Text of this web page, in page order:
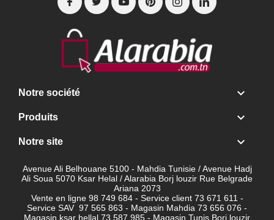
Notre société 
Produits 
Notre site 
Avenue Ali Belhouane 5100 - Mahdia Tunisie / Avenue Hadj
Ali Soua 5070 Ksar Helal / Alarabia Borj louzir Rue Belgrade
Ariana 2073
Vente en ligne 98 749 684 - Service client 73 671 611 -
Service SAV 97 565 863 - Magasin Mahdia 73 656 076 -
Magasin ksar hellal 73 587 985 - Magasin Tunis Borj louzir